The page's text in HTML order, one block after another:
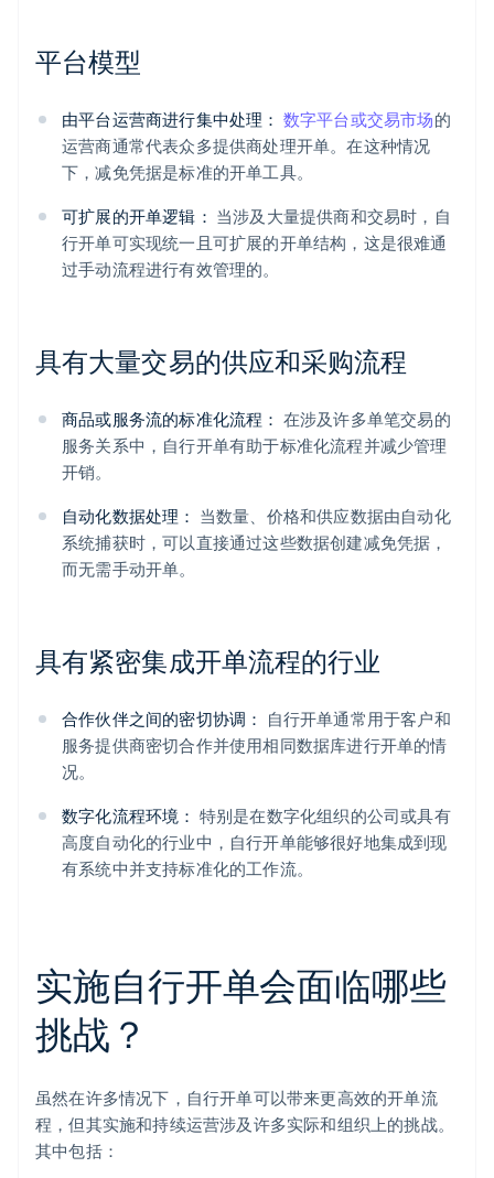
平台模型
由平台运营商进行集中处理： 数字平台或交易市场的
运营商通常代表众多提供商处理开单。在这种情况
下，减免凭据是标准的开单工具。
可扩展的开单逻辑： 当涉及大量提供商和交易时，自
行开单可实现统一且可扩展的开单结构，这是很难通
过手动流程进行有效管理的。
具有大量交易的供应和采购流程
商品或服务流的标准化流程： 在涉及许多单笔交易的
服务关系中，自行开单有助于标准化流程并减少管理
开销。
自动化数据处理： 当数量、价格和供应数据由自动化
系统捕获时，可以直接通过这些数据创建减免凭据，
而无需手动开单。
具有紧密集成开单流程的行业
合作伙伴之间的密切协调： 自行开单通常用于客户和
服务提供商密切合作并使用相同数据库进行开单的情
况。
数字化流程环境： 特别是在数字化组织的公司或具有
高度自动化的行业中，自行开单能够很好地集成到现
有系统中并支持标准化的工作流。
实施自行开单会面临哪些
挑战？
虽然在许多情况下，自行开单可以带来更高效的开单流
程，但其实施和持续运营涉及许多实际和组织上的挑战。
其中包括：